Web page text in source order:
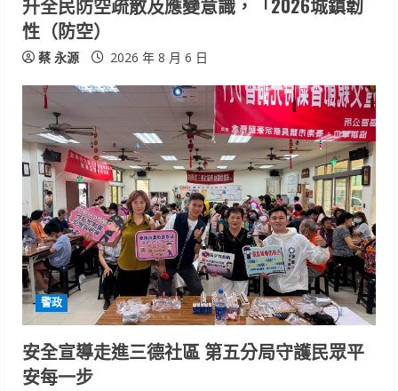
升全民防空疏散及應變意識，「2026城鎮韌
性（防空）
蔡 永源 2026 年 8 月 6 日
警政
安全宣導走進三德社區 第五分局守護民眾平
安每一步